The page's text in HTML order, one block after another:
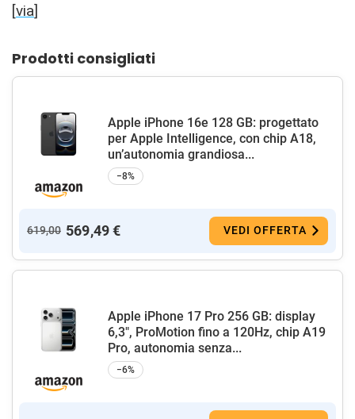
[via]
Prodotti consigliati
Apple iPhone 16e 128 GB: progettato
per Apple Intelligence, con chip A18,
un’autonomia grandiosa...
−8%
619,00 569,49 € VEDI OFFERTA
Apple iPhone 17 Pro 256 GB: display
6,3", ProMotion fino a 120Hz, chip A19
Pro, autonomia senza...
−6%